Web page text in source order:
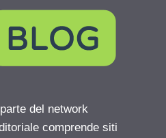
del network
comprende siti